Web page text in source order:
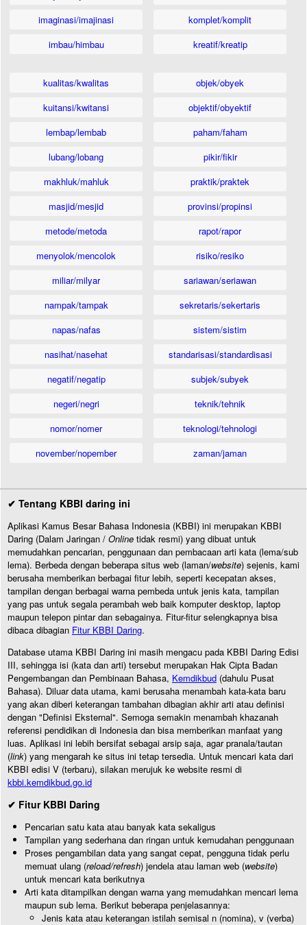
imaginasi/imajinasi
imbau/himbau
komplet/komplit
kreatif/kreatip
kualitas/kwalitas
kuitansi/kwitansi
lembap/lembab
lubang/lobang
makhluk/mahluk
masjid/mesjid
metode/metoda
menyolok/mencolok
miliar/milyar
nampak/tampak
napas/nafas
nasihat/nasehat
negatif/negatip
negeri/negri
nomor/nomer
november/nopember
objek/obyek
objektif/obyektif
paham/faham
pikir/fikir
praktik/praktek
provinsi/propinsi
rapot/rapor
risiko/resiko
sariawan/seriawan
sekretaris/sekertaris
sistem/sistim
standarisasi/standardisasi
subjek/subyek
teknik/tehnik
teknologi/tehnologi
zaman/jaman
✔ Tentang KBBI daring ini
Aplikasi Kamus Besar Bahasa Indonesia (KBBI) ini merupakan KBBI
Daring (Dalam Jaringan / Online tidak resmi) yang dibuat untuk
memudahkan pencarian, penggunaan dan pembacaan arti kata (lema/sub
lema). Berbeda dengan beberapa situs web (laman/website) sejenis, kami
berusaha memberikan berbagai fitur lebih, seperti kecepatan akses,
tampilan dengan berbagai warna pembeda untuk jenis kata, tampilan
yang pas untuk segala perambah web baik komputer desktop, laptop
maupun telepon pintar dan sebagainya. Fitur-fitur selengkapnya bisa
dibaca dibagian Fitur KBBI Daring.
Database utama KBBI Daring ini masih mengacu pada KBBI Daring Edisi
III, sehingga isi (kata dan arti) tersebut merupakan Hak Cipta Badan
Pengembangan dan Pembinaan Bahasa, Kemdikbud (dahulu Pusat
Bahasa). Diluar data utama, kami berusaha menambah kata-kata baru
yang akan diberi keterangan tambahan dibagian akhir arti atau definisi
dengan "Definisi Eksternal". Semoga semakin menambah khazanah
referensi pendidikan di Indonesia dan bisa memberikan manfaat yang
luas. Aplikasi ini lebih bersifat sebagai arsip saja, agar pranala/tautan
(link) yang mengarah ke situs ini tetap tersedia. Untuk mencari kata dari
KBBI edisi V (terbaru), silakan merujuk ke website resmi di
kbbi.kemdikbud.go.id
✔ Fitur KBBI Daring
Pencarian satu kata atau banyak kata sekaligus
Tampilan yang sederhana dan ringan untuk kemudahan penggunaan
Proses pengambilan data yang sangat cepat, pengguna tidak perlu
memuat ulang (reload/refresh) jendela atau laman web (website)
untuk mencari kata berikutnya
Arti kata ditampilkan dengan warna yang memudahkan mencari lema
maupun sub lema. Berikut beberapa penjelasannya:
Jenis kata atau keterangan istilah semisal n (nomina), v (verba)